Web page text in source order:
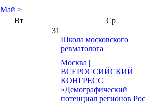
Май >
Вт
Ср
31
Школа московского
ревматолога
Москва |
ВСЕРОССИЙСКИЙ
КОНГРЕСС
«Демографический
потенциал регионов